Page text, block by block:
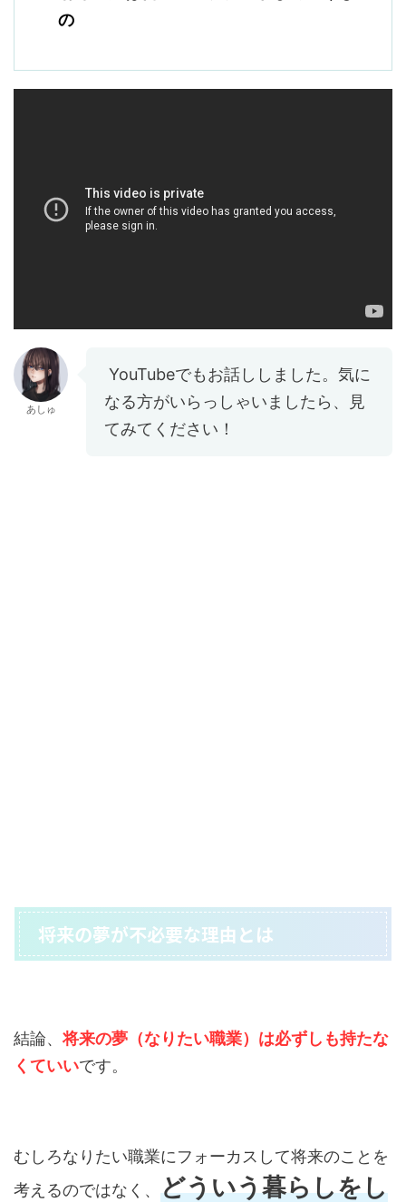
の
あしゅ
YouTubeでもお話ししました。気に
なる方がいらっしゃいましたら、見
てみてください！
将来の夢が不必要な理由とは
結論、 将来の夢（なりたい職業）は必ずしも持たな
くていいです。
むしろなりたい職業にフォーカスして将来のことを
考えるのではなく、 どういう暮らしをし